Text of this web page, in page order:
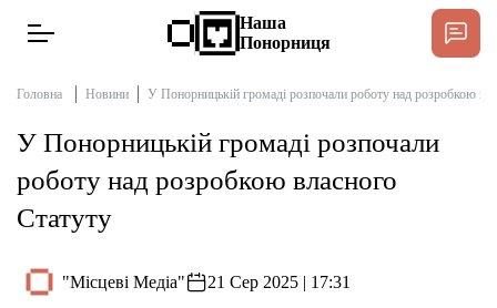
Новини
Інтерв’ю
Тексти
Наша
Понорниця
Головна Новини У Понорницькій громаді розпочали роботу над розробкою
У Понорницькій громаді розпочали
роботу над розробкою власного
Статуту
"Місцеві Медіа" 21 Сер 2025 | 17:31